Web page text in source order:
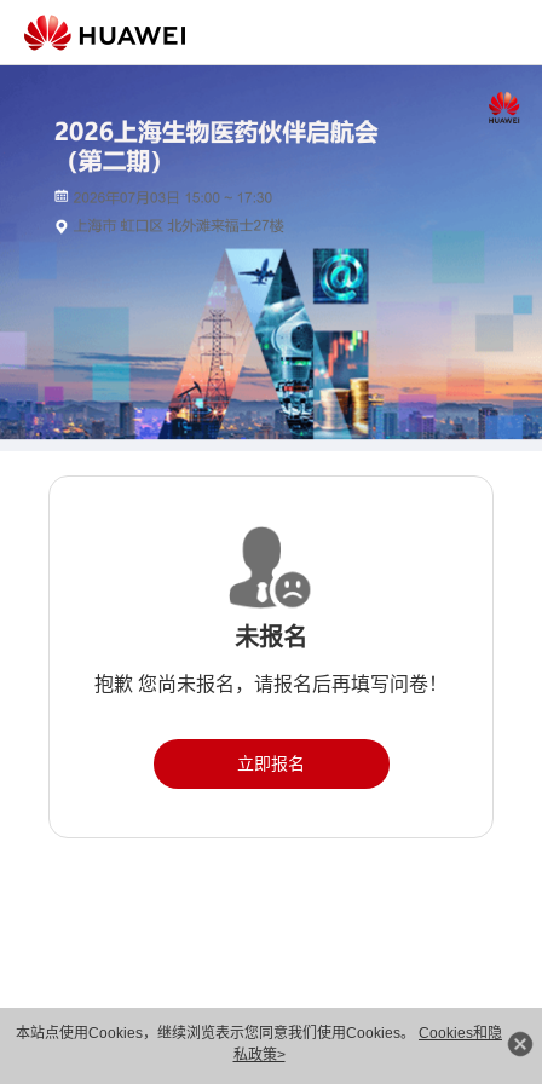
本站点使用Cookies，继续浏览表示您同意我们使用Cookies。 Cookies和隐
私政策>
未报名
抱歉 您尚未报名，请报名后再填写问卷！
立即报名
版权所有 © 华为技术有限公司 1998-2026。 保留一切权利。粤A2-20044005号
隐私保护
法律声明